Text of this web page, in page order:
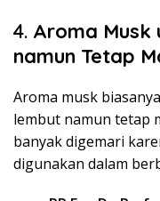
4. Aroma Musk
namun Tetap
Aroma musk
lembut namun tetap
banyak digemari
digunakan dalam